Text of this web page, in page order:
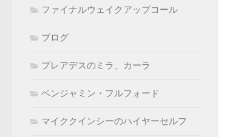
ファイナルウェイクアップコール
ブログ
プレアデスのミラ、カーラ
ベンジャミン・フルフォード
マイククインシーのハイヤーセルフ